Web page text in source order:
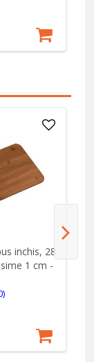
inchis, 28
1 cm -